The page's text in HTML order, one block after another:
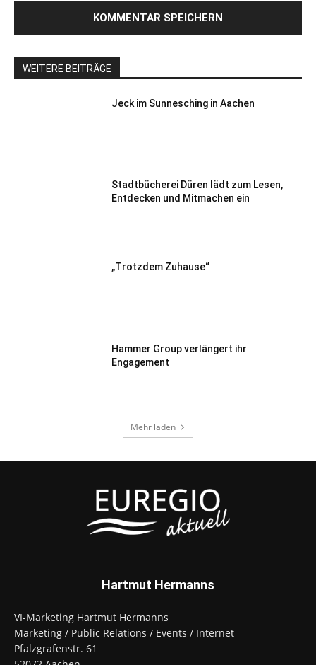
WEITERE BEITRÄGE
Jeck im Sunnesching in Aachen
Stadtbücherei Düren lädt zum Lesen,
Entdecken und Mitmachen ein
„Trotzdem Zuhause“
Hammer Group verlängert ihr
Engagement
Mehr laden
Hartmut Hermanns
VI-Marketing Hartmut Hermanns
Marketing / Public Relations / Events / Internet
Pfalzgrafenstr. 61